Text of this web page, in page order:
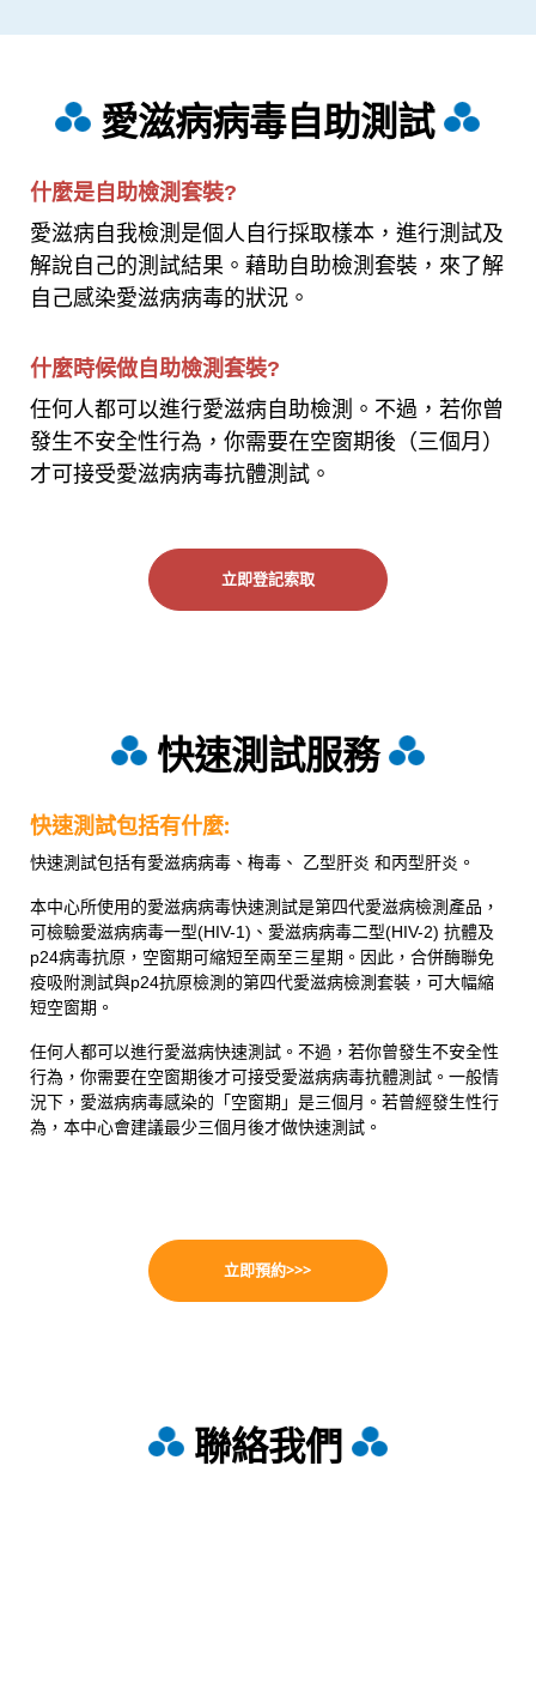
愛滋病病毒自助測試
什麼是自助檢測套裝?
愛滋病自我檢測是個人自行採取樣本，進行測試及
解說自己的測試結果。藉助自助檢測套裝，來了解
自己感染愛滋病病毒的狀況。
什麼時候做自助檢測套裝?
任何人都可以進行愛滋病自助檢測。 不過，若你曾
發生不安全性行為，你需要在空窗期後（三個月）
才可接受愛滋病病毒抗體測試。
立即登記索取
快速測試服務
快速測試包括有什麼:
快速測試包括有愛滋病病毒、梅毒 、 乙型肝炎和丙型肝炎。
本中心所使用的愛滋病病毒快速測試是第四代愛滋病檢測產品，
可檢驗愛滋病病毒一型(HIV-1)、愛滋病病毒二型(HIV-2) 抗體及
p24病毒抗原，空窗期可縮短至兩至三星期。因此，合併酶聯免
疫吸附測試與p24抗原檢測的第四代愛滋病檢測套裝，可大幅縮
短空窗期。
任何人都可以進行愛滋病快速測試。不過，若你曾發生不安全性
行為，你需要在空窗期後才可接受愛滋病病毒抗體測試。一般情
況下，愛滋病病毒感染的「 空窗期 」是三個月。若曾經發生性行
為，本中心會建議最少三個月後才做快速測試。
立即預約>>>
聯絡我們